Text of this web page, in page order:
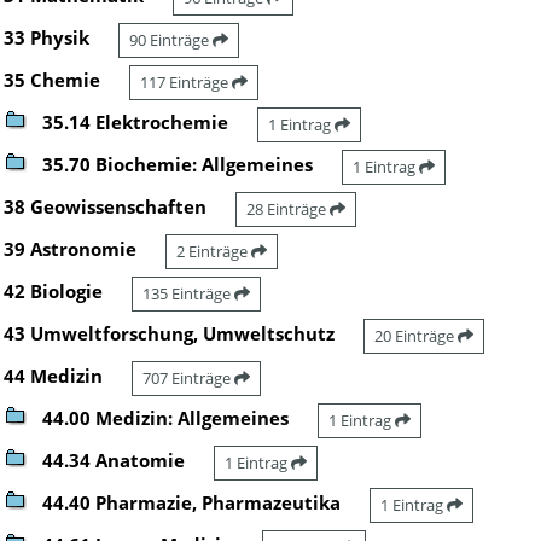
33 Physik 90 Einträge
35 Chemie 117 Einträge
35.14 Elektrochemie 1 Eintrag
35.70 Biochemie: Allgemeines 1 Eintrag
38 Geowissenschaften 28 Einträge
39 Astronomie 2 Einträge
42 Biologie 135 Einträge
43 Umweltforschung, Umweltschutz 20 Einträge
44 Medizin 707 Einträge
44.00 Medizin: Allgemeines 1 Eintrag
44.34 Anatomie 1 Eintrag
44.40 Pharmazie, Pharmazeutika 1 Eintrag